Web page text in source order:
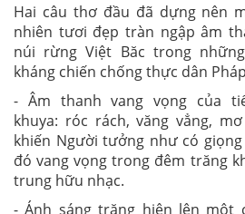
Hai câu thơ đầu đã dựng nên
nhiên tươi đẹp tràn ngập âm
núi rừng Việt Băc trong
kháng chiến chống thực dân
- Âm thanh vang vọng của
khuya: róc rách, văng vẳng,
khiến Người tưởng như có
đó vang vọng trong đêm trăng
trung hữu nhạc.
- Ánh sáng trăng hiện lên một